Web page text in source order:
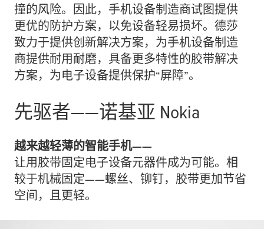
撞的风险。因此，手机设备制造商试图提供
更优的防护方案，以免设备轻易损坏。德莎
致力于提供创新解决方案，为手机设备制造
商提供耐用耐磨，具备更多特性的胶带解决
方案，为电子设备提供保护“屏障”。
先驱者——诺基亚 Nokia
越来越轻薄的智能手机——
让用胶带固定电子设备元器件成为可能。相
较于机械固定——螺丝、铆钉，胶带更加节省
空间，且更轻。